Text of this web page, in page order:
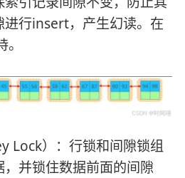
进行insert，产生幻读。在
Lock）：行锁和间隙锁组
并锁住数据前面的间隙